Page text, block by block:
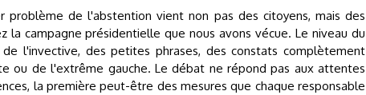
problème de l'abstention vient non pas des citoyens, mais des
la campagne présidentielle que nous avons vécue. Le niveau du
l'invective, des petites phrases, des constats complètement
ou de l'extrême gauche. Le débat ne répond pas aux attentes
la première peut-être des mesures que chaque responsable